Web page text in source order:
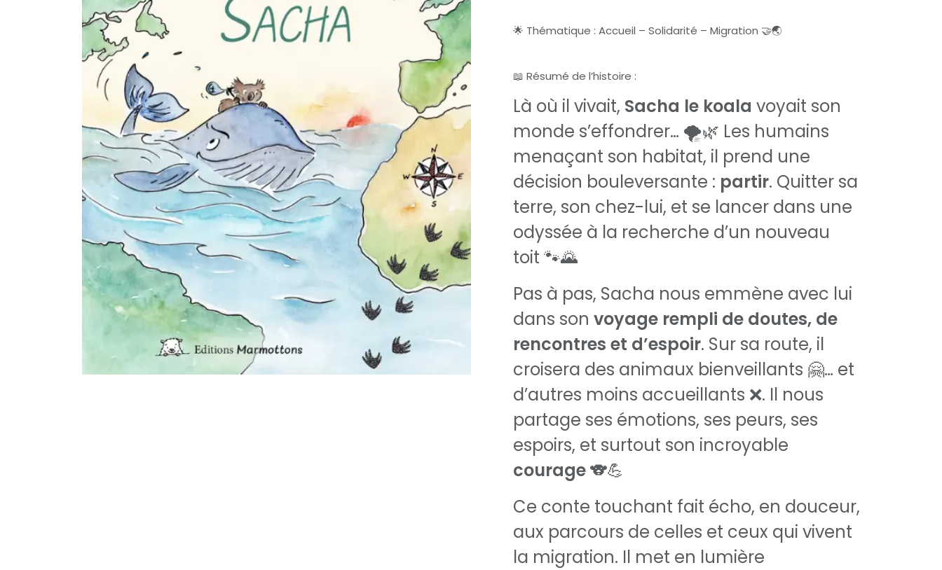
🌟 Thématique : Accueil – Solidarité – Migration 🤝🌏
📖 Résumé de l’histoire :
Là où il vivait, Sacha le koala voyait son
monde s’effondrer… 🌪️🌿 Les humains
menaçant son habitat, il prend une
décision bouleversante : partir. Quitter sa
terre, son chez-lui, et se lancer dans une
odyssée à la recherche d’un nouveau
toit 🐾🌄
Pas à pas, Sacha nous emmène avec lui
dans son voyage rempli de doutes, de
rencontres et d’espoir. Sur sa route, il
croisera des animaux bienveillants 🤗… et
d’autres moins accueillants ❌. Il nous
partage ses émotions, ses peurs, ses
espoirs, et surtout son incroyable
courage🐨💪
Ce conte touchant fait écho, en douceur,
aux parcours de celles et ceux qui vivent
la migration. Il met en lumière